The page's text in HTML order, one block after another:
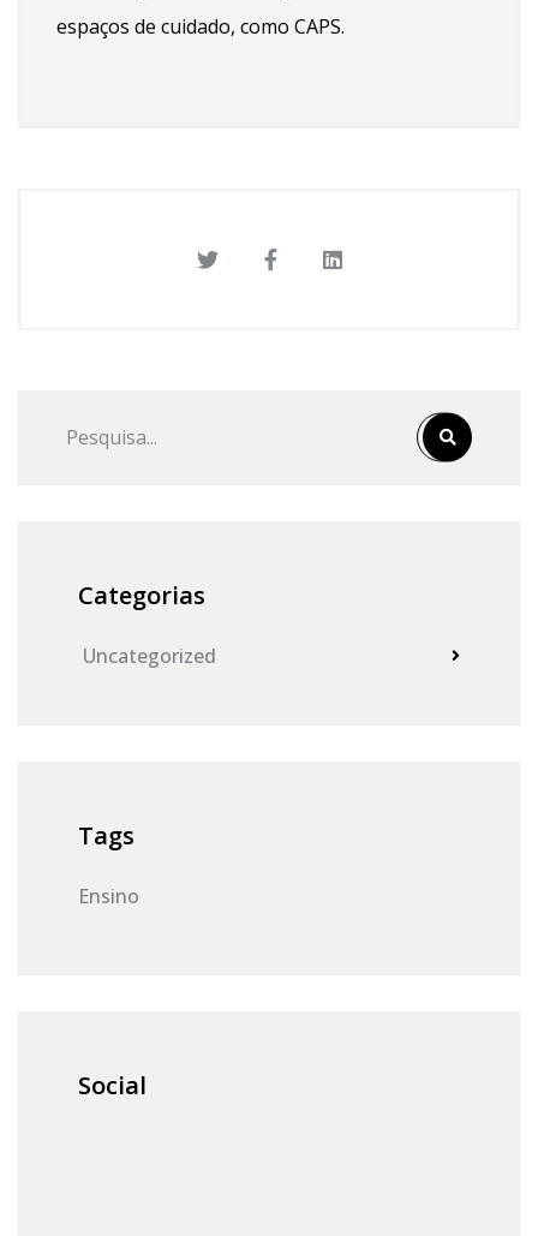
espaços de cuidado, como CAPS.
Categorias
Uncategorized
Tags
Ensino
Social